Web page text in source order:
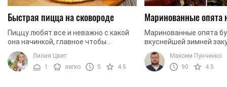
Быстрая пицца на сковороде
Пиццу любят все и неважно с какой
она начинкой, главное чтобы
побольше. В таком случае, что может
быть лучше, чем приготовить ее
самостоятельно из ...
Лилия Цвит
1
легко 5 4.5
Маринованные опята
Маринованные опята
вкуснейшей зимней
давайте приготовим их
Максим Пунченко
90
4.5